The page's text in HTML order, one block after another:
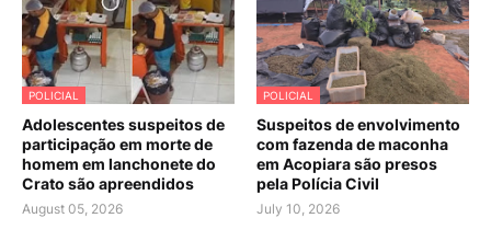
POLICIAL
Adolescentes suspeitos de
participação em morte de
homem em lanchonete do
Crato são apreendidos
August 05, 2026
POLICIAL
Suspeitos de envolvimento
com fazenda de maconha
em Acopiara são presos
pela Polícia Civil
July 10, 2026